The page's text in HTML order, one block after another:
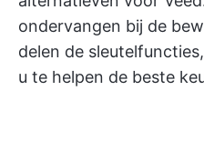
ondervangen bij de
delen de
u te helpen de beste